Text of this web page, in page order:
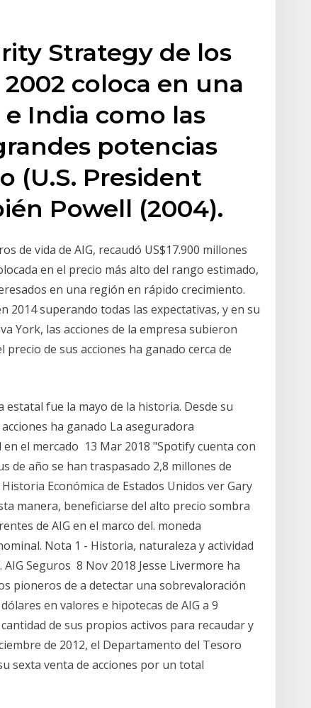
Strategy de los
coloca en una
e India como las
potencias
(U.S. President
Powell (2004).
de vida de AIG, recaudó US$17.900 millones
en el precio más alto del rango estimado,
en una región en rápido crecimiento.
2014 superando todas las expectativas, y en su
York, las acciones de la empresa subieron
precio de sus acciones ha ganado cerca de
estatal fue la mayo de la historia. Desde su
ha ganado La aseguradora
el mercado 13 Mar 2018 "Spotify cuenta con
de año se han traspasado 2,8 millones de
Económica de Estados Unidos ver Gary
manera, beneficiarse del alto precio sombra
de AIG en el marco del. moneda
Nota 1 - Historia, naturaleza y actividad
Seguros 8 Nov 2018 Jesse Livermore ha
pioneros de a detectar una sobrevaloración
en valores e hipotecas de AIG a 9
de sus propios activos para recaudar y
de 2012, el Departamento del Tesoro
sexta venta de acciones por un total